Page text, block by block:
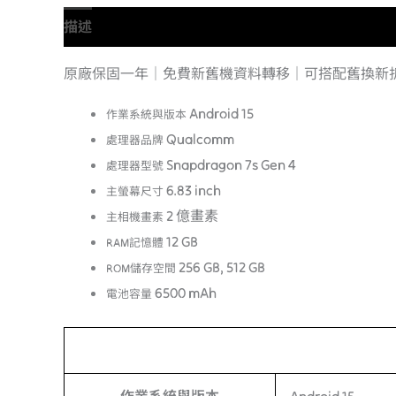
描述
原廠保固一年｜免費新舊機資料轉移｜可搭配舊換新
作業系統與版本 Android 15
處理器品牌 Qualcomm
處理器型號 Snapdragon 7s Gen 4
主螢幕尺寸 6.83 inch
主相機畫素 2 億畫素
RAM記憶體 12 GB
ROM儲存空間 256 GB, 512 GB
電池容量 6500 mAh